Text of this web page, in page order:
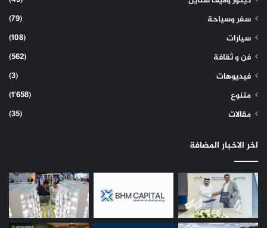
سفر وسياحة
(79)
سيارات
(108)
فن و ثقافة
(562)
فيديوهات
(3)
متنوع
(1٬658)
مقالات
(35)
اخر الاخبار المضافة